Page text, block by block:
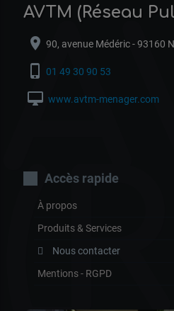
AVTM (Réseau
location_on 90, avenue Médéric - 93160
phone_iphone 01 49 30 90 53
desktop_mac www.avtm-menager.com
Accès rapide
À propos
Produits & Services
Nous contacter
Mentions - RGPD